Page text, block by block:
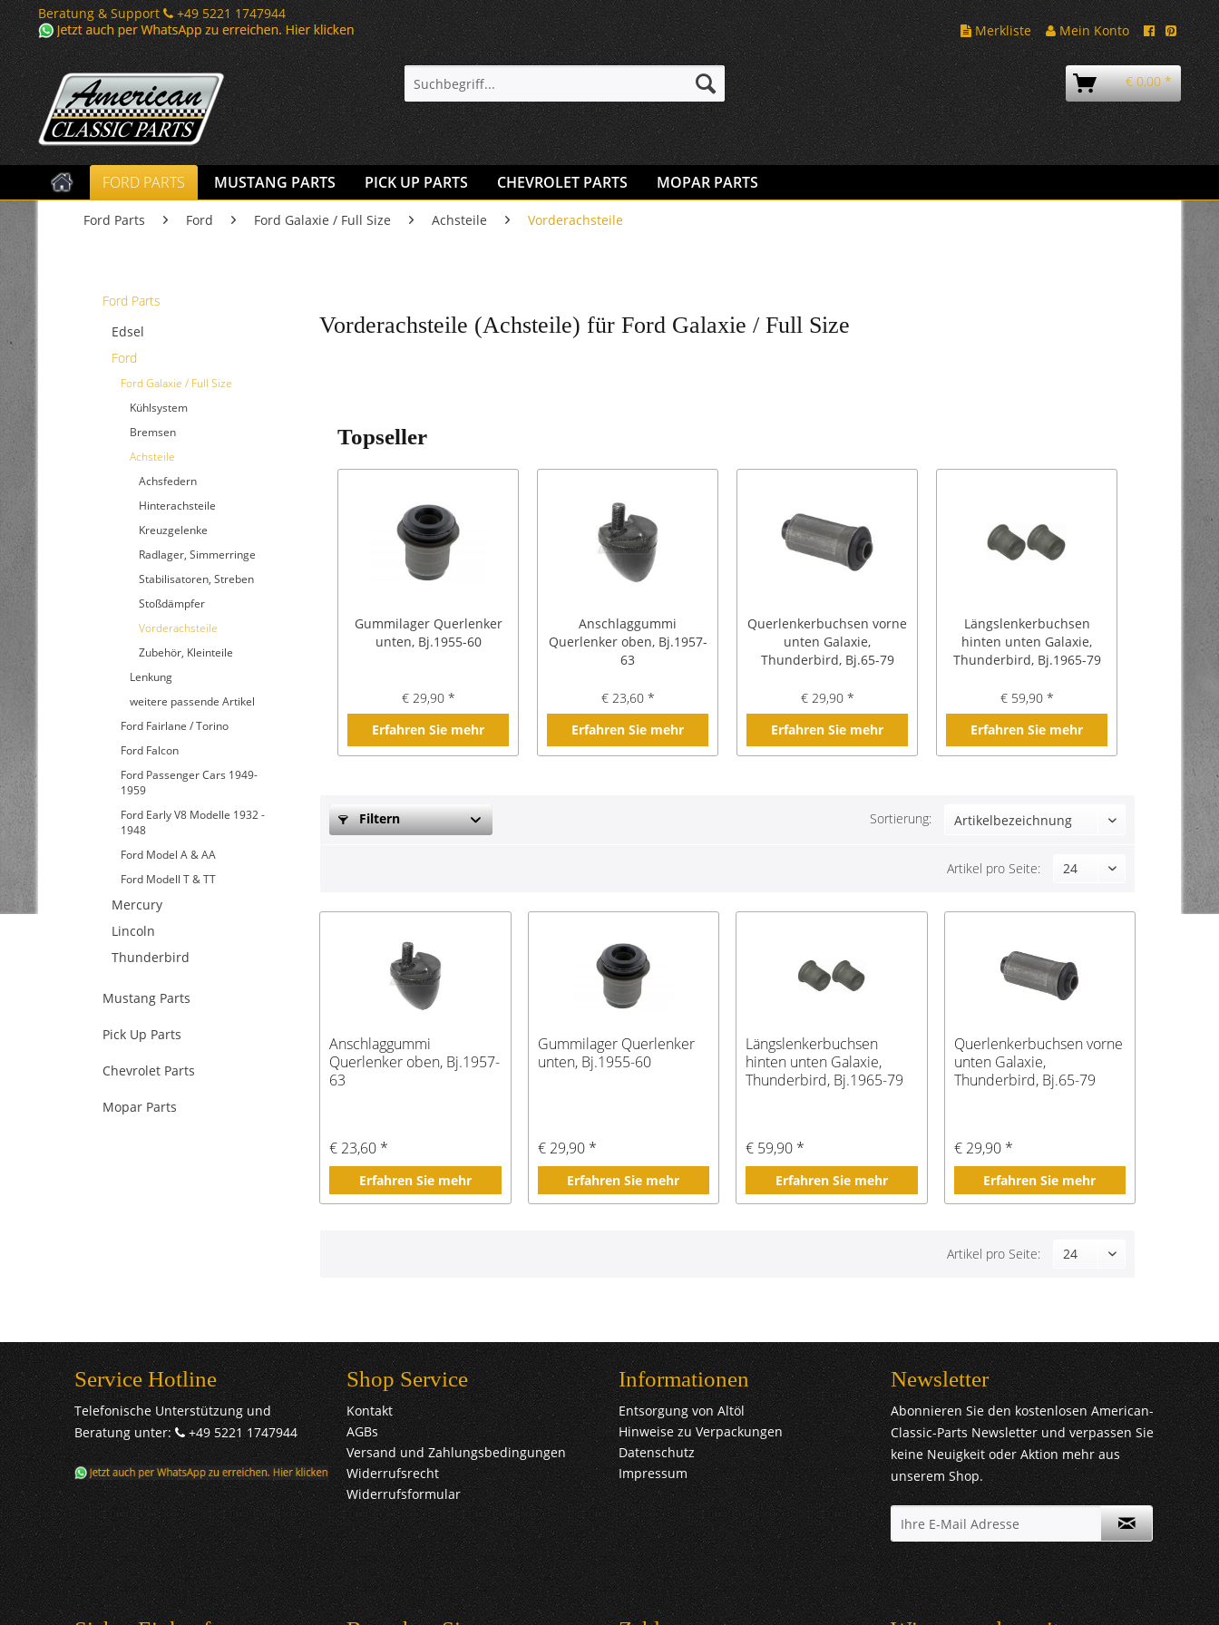
Beratung & Support
+49 5221 1747944
Merkliste
Mein Konto
€ 0,00 *
FORD PARTS MUSTANG PARTS PICK UP PARTS CHEVROLET PARTS MOPAR PARTS
Ford Parts Ford Ford Galaxie / Full Size Achsteile Vorderachsteile
Ford Parts
Edsel
Ford
Ford Galaxie / Full Size
Kühlsystem
Bremsen
Achsteile
Achsfedern
Hinterachsteile
Kreuzgelenke
Radlager, Simmerringe
Stabilisatoren, Streben
Stoßdämpfer
Vorderachsteile
Zubehör, Kleinteile
Lenkung
weitere passende Artikel
Ford Fairlane / Torino
Ford Falcon
Ford Passenger Cars 1949-
1959
Ford Early V8 Modelle 1932 -
1948
Ford Model A & AA
Ford Modell T & TT
Mercury
Lincoln
Thunderbird
Mustang Parts
Pick Up Parts
Chevrolet Parts
Mopar Parts
Vorderachsteile (Achsteile) für Ford Galaxie / Full Size
Topseller
Gummilager Querlenker
unten, Bj.1955-60
€ 29,90 *
Erfahren Sie mehr
Anschlaggummi
Querlenker oben, Bj.1957-
63
€ 23,60 *
Erfahren Sie mehr
Querlenkerbuchsen vorne
unten Galaxie,
Thunderbird, Bj.65-79
€ 29,90 *
Erfahren Sie mehr
Längslenkerbuchsen
hinten unten Galaxie,
Thunderbird, Bj.1965-79
€ 59,90 *
Erfahren Sie mehr
Filtern Sortierung:
Artikel pro Seite:
Anschlaggummi
Querlenker oben, Bj.1957-
63
€ 23,60 *
Erfahren Sie mehr
Gummilager Querlenker
unten, Bj.1955-60
€ 29,90 *
Erfahren Sie mehr
Längslenkerbuchsen
hinten unten Galaxie,
Thunderbird, Bj.1965-79
€ 59,90 *
Erfahren Sie mehr
Querlenkerbuchsen vorne
unten Galaxie,
Thunderbird, Bj.65-79
€ 29,90 *
Erfahren Sie mehr
Artikel pro Seite:
Service Hotline
Telefonische Unterstützung und
Beratung unter:
+49 5221 1747944
Shop Service
Kontakt
AGBs
Versand und Zahlungsbedingungen
Widerrufsrecht
Widerrufsformular
Informationen
Entsorgung von Altöl
Hinweise zu Verpackungen
Datenschutz
Impressum
Newsletter
Abonnieren Sie den kostenlosen American-
Classic-Parts Newsletter und verpassen Sie
keine Neuigkeit oder Aktion mehr aus
unserem Shop.